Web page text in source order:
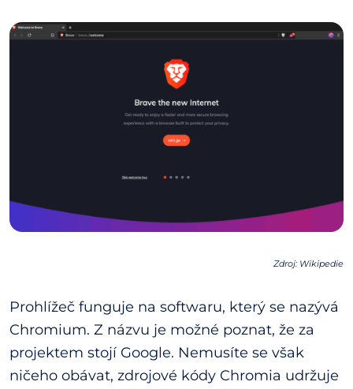
Zdroj: Wikipedie
Prohlížeč funguje na softwaru, který se nazývá
Chromium. Z názvu je možné poznat, že za
projektem stojí Google. Nemusíte se však
ničeho obávat, zdrojové kódy Chromia udržuje